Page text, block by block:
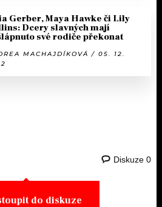
Gerber, Maya Hawke či Lily
Dcery slavných mají
své rodiče překonat
MACHAJDÍKOVÁ / 05. 12.
Diskuze 0
do diskuze